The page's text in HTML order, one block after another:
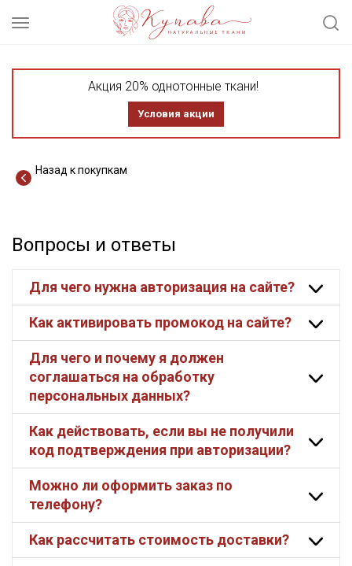
Акция 20% однотонные ткани!
Условия акции
Назад к покупкам
Вопросы и ответы
Для чего нужна авторизация на сайте?
Как активировать промокод на сайте?
Для чего и почему я должен
соглашаться на обработку
персональных данных?
Как действовать, если вы не получили
код подтверждения при авторизации?
Можно ли оформить заказ по
телефону?
Как рассчитать стоимость доставки?
Секретная рассылка от Купава